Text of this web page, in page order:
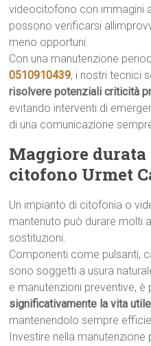
videocitofono con immagini
possono verificarsi
meno opportuni.
Con una manutenzione
0510910439, i nostri tecnici
risolvere potenziali criticità
evitando interventi di
di una comunicazione
Maggiore durata
citofono Urmet
Un impianto di citofonia o
mantenuto può durare molti
sostituzioni.
Componenti come pulsanti,
sono soggetti a usura
e manutenzioni preventive,
significativamente la vita
mantenendolo sempre
Investire nella